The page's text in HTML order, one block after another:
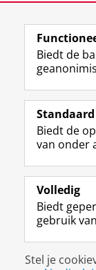
Meer
Goals.
Studiekiezers
Alumni
Over ons
Biedt de
Standaard
Biedt de
van onder
Volledig
Biedt
gebruik
Stel je